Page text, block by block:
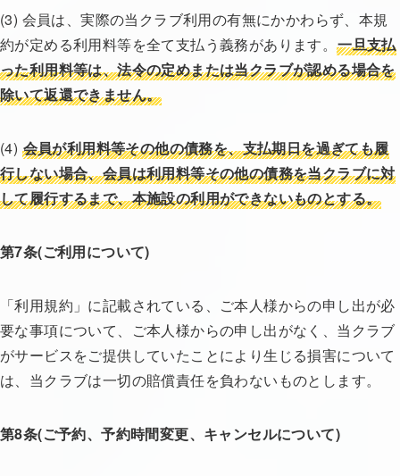
(3) 会員は、実際の当クラブ利用の有無にかかわらず、本規
約が定める利用料等を全て支払う義務があります。一旦支払
った利用料等は、法令の定めまたは当クラブが認める場合を
除いて返還できません。
(4) 会員が利用料等その他の債務を、支払期日を過ぎても履
行しない場合、会員は利用料等その他の債務を当クラブに対
して履行するまで、本施設の利用ができないものとする。
第7条(ご利用について)
「利用規約」に記載されている、ご本人様からの申し出が必
要な事項について、ご本人様からの申し出がなく、当クラブ
がサービスをご提供していたことにより生じる損害について
は、当クラブは一切の賠償責任を負わないものとします。
第8条(ご予約、予約時間変更、キャンセルについて)